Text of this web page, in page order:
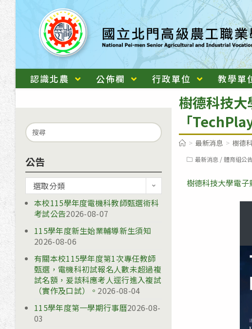
跳
主
要
內
容
認識北農 公佈欄 行政單位 教學單
樹德科技
「
> 最新消息 > 樹德
Post最新消息 /體育組公
樹德科技大學電
Search
for:
公告
告
選取分類
本校115學年度電機科教師甄選術科
考試公告2026-08-07
115學年度新生始業輔導新生須知
2026-08-06
有關本校115學年度第1次專任教師
甄選，電機科初試報名人數未超過複
試名額，爰該科應考人逕行進入複試
（實作及口試）。 2026-08-04
115學年度第一學期行事曆2026-08-
03